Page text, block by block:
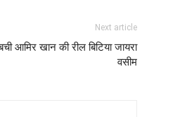
Next article
आमिर खान की रील बिटिया जायरा
वसीम